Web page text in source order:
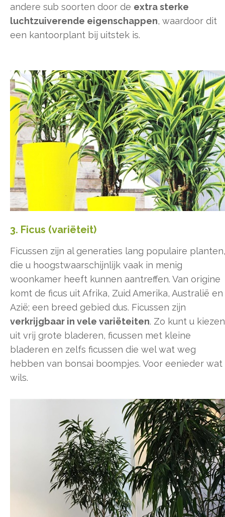
andere sub soorten door de extra sterke
luchtzuiverende eigenschappen, waardoor dit
een kantoorplant bij uitstek is.
3. Ficus (variëteit)
Ficussen zijn al generaties lang populaire planten,
die u hoogstwaarschijnlijk vaak in menig
woonkamer heeft kunnen aantreffen. Van origine
komt de ficus uit Afrika, Zuid Amerika, Australië en
Azië; een breed gebied dus. Ficussen zijn
verkrijgbaar in vele variëteiten. Zo kunt u kiezen
uit vrij grote bladeren, ficussen met kleine
bladeren en zelfs ficussen die wel wat weg
hebben van bonsai boompjes. Voor eenieder wat
wils.